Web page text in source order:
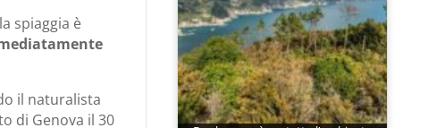
spiaggia è
il naturalista
di Genova il 30